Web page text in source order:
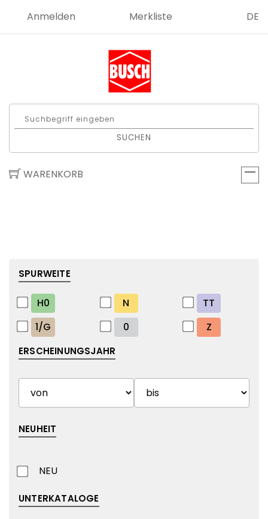
Anmelden Merkliste DE
SUCHEN
WARENKORB
SPURWEITE
H0 N
TT
1/G
0 Z
ERSCHEINUNGSJAHR
NEUHEIT
NEU
UNTERKATALOGE